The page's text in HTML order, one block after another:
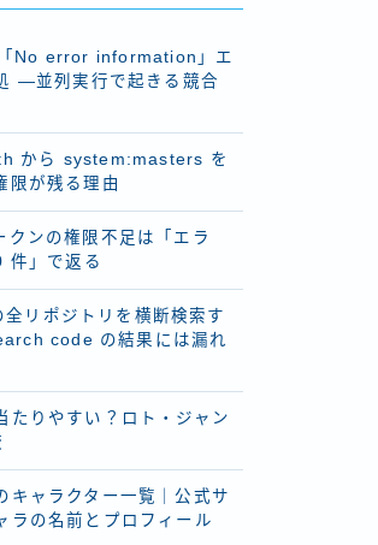
No error information」エ
―並列実行で起きる競合
から system:masters を
限が残る理由
ンの権限不足は「エラ
件」で返る
リポジトリを横断検索す
code の結果には漏れ
たりやすい？ロト・ジャン
キャラクター一覧｜公式サ
ラの名前とプロフィール